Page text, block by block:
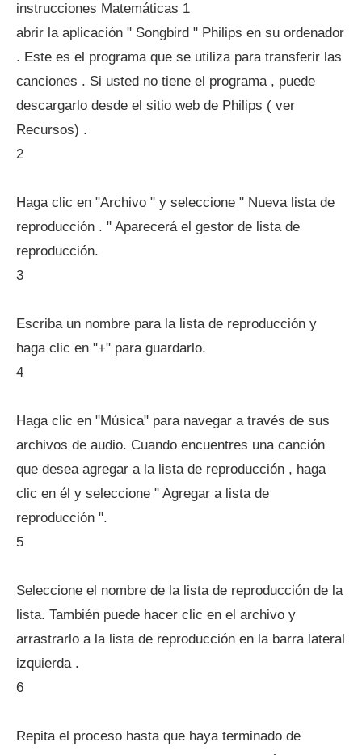
instrucciones Matemáticas 1
abrir la aplicación " Songbird " Philips en su ordenador
. Este es el programa que se utiliza para transferir las
canciones . Si usted no tiene el programa , puede
descargarlo desde el sitio web de Philips ( ver
Recursos) .
2
Haga clic en "Archivo " y seleccione " Nueva lista de
reproducción . " Aparecerá el gestor de lista de
reproducción.
3
Escriba un nombre para la lista de reproducción y
haga clic en "+" para guardarlo.
4
Haga clic en "Música" para navegar a través de sus
archivos de audio. Cuando encuentres una canción
que desea agregar a la lista de reproducción , haga
clic en él y seleccione " Agregar a lista de
reproducción ".
5
Seleccione el nombre de la lista de reproducción de la
lista. También puede hacer clic en el archivo y
arrastrarlo a la lista de reproducción en la barra lateral
izquierda .
6
Repita el proceso hasta que haya terminado de